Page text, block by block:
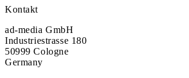
Kontakt
ad-media GmbH
Industriestrasse 180
50999 Cologne
Germany